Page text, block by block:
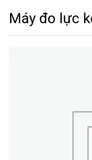
Máy đo lực